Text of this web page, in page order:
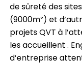
de sûreté des
(9000m²) et
projets QVT à
les accueillent .
d’entreprise